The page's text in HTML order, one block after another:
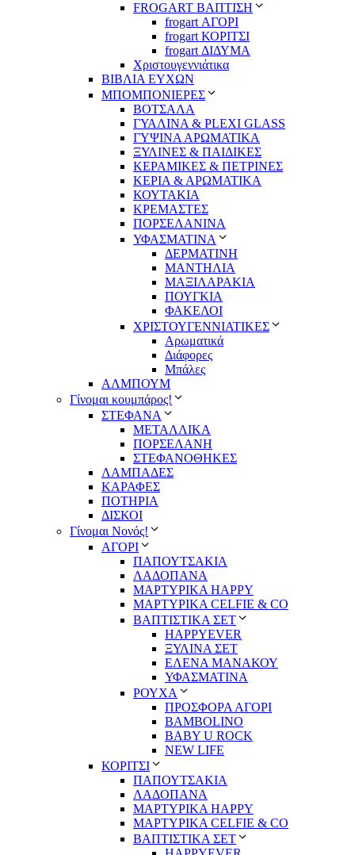
FROGART ΒΑΠΤΙΣΗ
frogart ΑΓΟΡΙ
frogart ΚΟΡΙΤΣΙ
frogart ΔΙΔΥΜΑ
Χριστουγεννιάτικα
ΒΙΒΛΙΑ ΕΥΧΩΝ
ΜΠΟΜΠΟΝΙΕΡΕΣ
ΒΟΤΣΑΛΑ
ΓΥΑΛΙΝΑ & PLEXI GLASS
ΓΥΨΙΝΑ ΑΡΩΜΑΤΙΚΑ
ΞΥΛΙΝΕΣ & ΠΑΙΔΙΚΕΣ
ΚΕΡΑΜΙΚΕΣ & ΠΕΤΡΙΝΕΣ
ΚΕΡΙΑ & ΑΡΩΜΑΤΙΚΑ
ΚΟΥΤΑΚΙΑ
ΚΡΕΜΑΣΤΕΣ
ΠΟΡΣΕΛΑΝΙΝΑ
ΥΦΑΣΜΑΤΙΝA
ΔΕΡΜΑΤΙΝΗ
ΜΑΝΤΗΛΙΑ
ΜΑΞΙΛΑΡΑΚΙΑ
ΠΟΥΓΚΙΑ
ΦΑΚΕΛΟΙ
ΧΡΙΣΤΟΥΓΕΝΝΙΑΤΙΚΕΣ
Αρωματικά
Διάφορες
Μπάλες
ΑΛΜΠΟΥΜ
Γίνομαι κουμπάρος!
ΣΤΕΦΑΝΑ
ΜΕΤΑΛΛΙΚΑ
ΠΟΡΣΕΛΑΝΗ
ΣΤΕΦΑΝΟΘΗΚΕΣ
ΛΑΜΠΑΔΕΣ
ΚΑΡΑΦΕΣ
ΠΟΤΗΡΙΑ
ΔΙΣΚΟΙ
Γίνομαι Νονός!
ΑΓΟΡΙ
ΠΑΠΟΥΤΣΑΚΙΑ
ΛΑΔΟΠΑΝΑ
ΜΑΡΤΥΡΙΚΑ HAPPY
ΜΑΡΤΥΡΙΚΑ CELFIE & CO
ΒΑΠΤΙΣΤΙΚΑ ΣΕΤ
HAPPYEVER
ΞΥΛΙΝΑ ΣΕΤ
ΕΛΕΝΑ ΜΑΝΑΚΟΥ
ΥΦΑΣΜΑΤΙΝΑ
ΡΟΥΧΑ
ΠΡΟΣΦΟΡΑ ΑΓΟΡΙ
BAMBOLINO
BABY U ROCK
NEW LIFE
ΚΟΡΙΤΣΙ
ΠΑΠΟΥΤΣΑΚΙΑ
ΛΑΔΟΠΑΝΑ
ΜΑΡΤΥΡΙΚΑ HAPPY
ΜΑΡΤΥΡΙΚΑ CELFIE & CO
ΒΑΠΤΙΣΤΙΚΑ ΣΕΤ